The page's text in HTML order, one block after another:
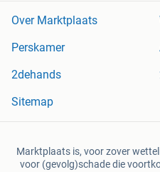
Over Marktplaats
Perskamer
2dehands
Sitemap
Marktplaats is, voor zover
voor (gevolg)schade die